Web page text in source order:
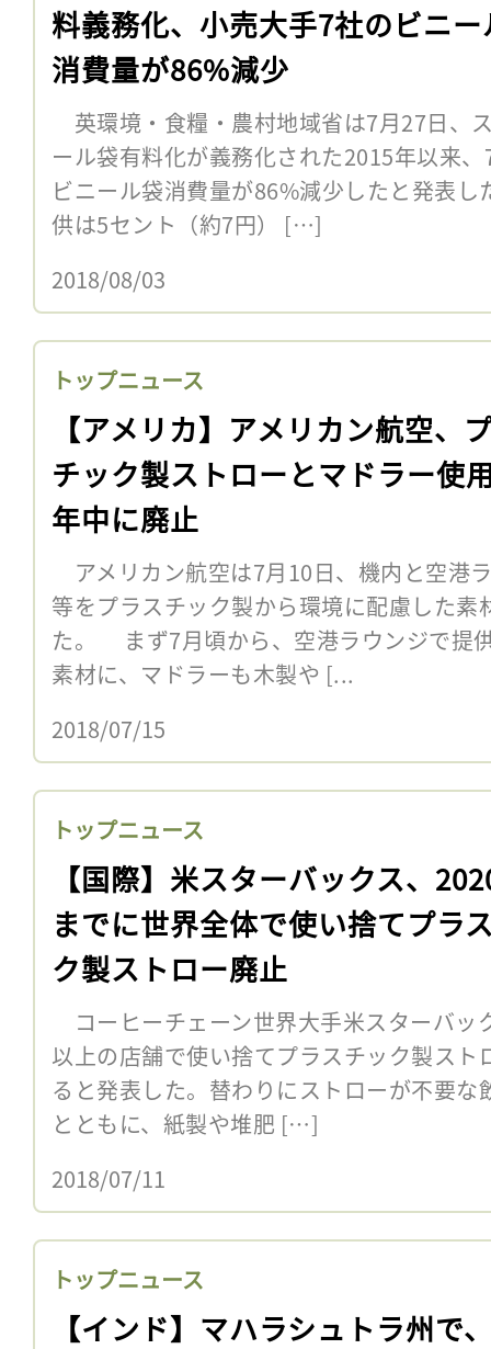
料義務化、小売大手7社のビニー
消費量が86%減少
英環境・食糧・農村地域省は7月27日、
ール袋有料化が義務化された2015年以来
ビニール袋消費量が86%減少したと発表
供は5セント（約7円） […]
2018/08/03
トップニュース
【アメリカ】アメリカン航空、
チック製ストローとマドラー使
年中に廃止
アメリカン航空は7月10日、機内と空港
等をプラスチック製から環境に配慮した素
た。 まず7月頃から、空港ラウンジで提
素材に、マドラーも木製や [...
2018/07/15
トップニュース
【国際】米スターバックス、
までに世界全体で使い捨てプラ
ク製ストロー廃止
コーヒーチェーン世界大手米スターバッ
以上の店舗で使い捨てプラスチック製ス
ると発表した。替わりにストローが不要
とともに、紙製や堆肥 […]
2018/07/11
トップニュース
【インド】マハラシュトラ州で